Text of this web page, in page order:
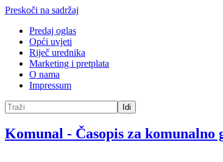
Preskoči na sadržaj
Predaj oglas
Opći uvjeti
Riječ urednika
Marketing i pretplata
O nama
Impressum
Idi
Komunal - Časopis za komunalno